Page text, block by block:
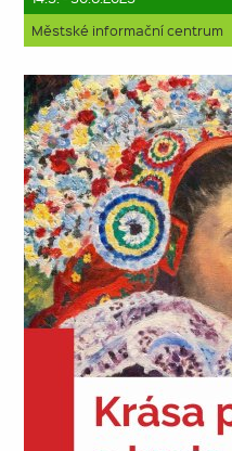
Městské informační centrum